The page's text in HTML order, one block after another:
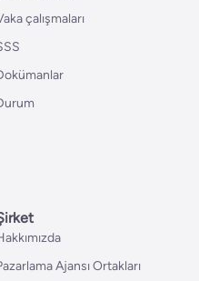
çalışmaları
Ajansı Ortakları